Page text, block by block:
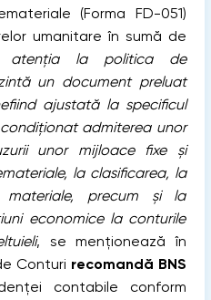
(Forma FD-051)
umanitare în sumă de
atenția la politica de
un document preluat
ajustată la specificul
admiterea unor
unor mijloace fixe și
la clasificarea, la
materiale, precum și la
economice la conturile
, se menționează în
Conturi recomandă BNS
contabile conform